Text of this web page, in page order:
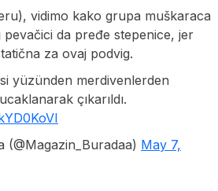
vidimo kako grupa muškaraca
da pređe stepenice, jer
za ovaj podvig.
yüzünden merdivenlerden
çıkarıldı.
May 7,